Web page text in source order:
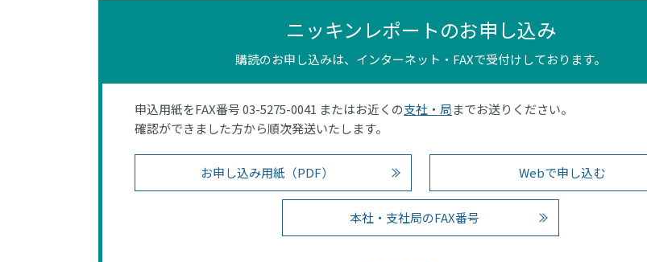
ニッキンレポートのお申し込み
購読のお申し込みは、インターネット・FAXで受付けしております。
申込用紙をFAX番号 03-5275-0041 またはお近くの支社・局までお送りください。
確認ができました方から順次発送いたします。
お申し込み用紙（PDF） Webで申し込む
本社・支社局のFAX番号